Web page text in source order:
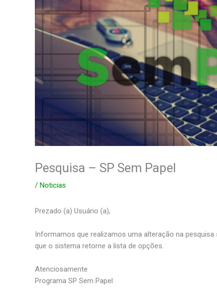
Pesquisa – SP Sem Papel
/ Noticias
Prezado (a) Usuário (a),
Informamos que realizamos uma alteração na
que o sistema retorne a lista de opções.
Atenciosamente
Programa SP Sem Papel